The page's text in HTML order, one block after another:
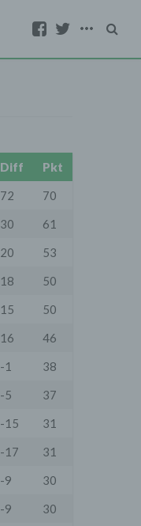
Diff
Pkt
72
70
30
61
20
53
18
50
15
50
16
46
-1
38
-5
37
-15
31
-17
31
-9
30
-9
30